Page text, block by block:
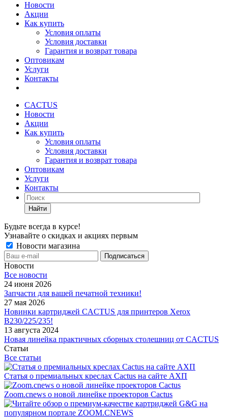
Новости
Акции
Как купить
Условия оплаты
Условия доставки
Гарантия и возврат товара
Оптовикам
Услуги
Контакты
CACTUS
Новости
Акции
Как купить
Условия оплаты
Условия доставки
Гарантия и возврат товара
Оптовикам
Услуги
Контакты
Найти
Будьте всегда в курсе!
Узнавайте о скидках и акциях первым
Новости магазина
Новости
Все новости
24 июня 2026
Запчасти для вашей печатной техники!
27 мая 2026
Новинки картриджей CACTUS для принтеров Xerox
B230/225/235!
13 августа 2024
Новая линейка практичных сборных столешниц от CACTUS
Статьи
Все статьи
Статья о премиальных креслах Cactus на сайте АХП
Zoom.cnews о новой линейке проекторов Cactus